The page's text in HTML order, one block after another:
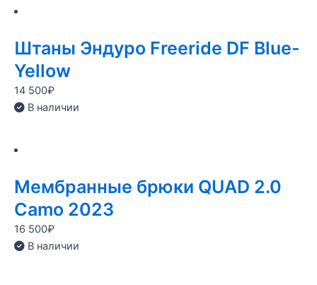
Штаны Эндуро Freeride DF Blue-
Yellow
14 500₽
В наличии
Мембранные брюки QUAD 2.0
Camo 2023
16 500₽
В наличии